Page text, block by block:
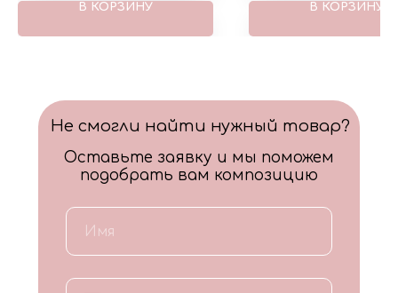
В КОРЗИНУ В КОРЗИНУ
Не смогли найти нужный товар?
Оставьте заявку и мы поможем
подобрать вам композицию